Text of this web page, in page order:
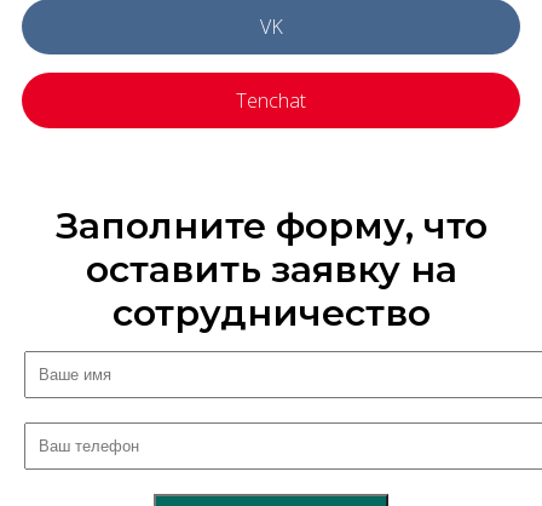
VK
Tenchat
Заполните форму, что
оставить заявку на
сотрудничество